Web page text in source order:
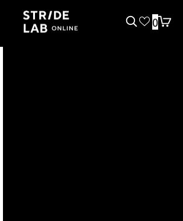
STRIDE LAB ONLINE
検索を開く
0カー